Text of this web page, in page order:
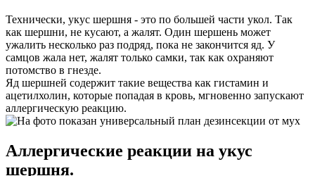
Технически, укус шершня - это по большей части укол. Так
как шершни, не кусают, а жалят. Один шершень может
ужалить несколько раз подряд, пока не закончится яд. У
самцов жала нет, жалят только самки, так как охраняют
потомство в гнезде.
Яд шершней содержит такие вещества как гистамин и
ацетилхолин, которые попадая в кровь, мгновенно запускают
аллергическую реакцию.
Аллергические реакции на укус
шершня.